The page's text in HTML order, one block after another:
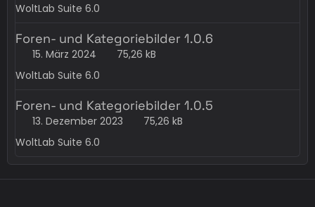
WoltLab Suite 6.0
Foren- und Kategoriebilder 1.0.6
15. März 2024
75,26 kB
WoltLab Suite 6.0
Foren- und Kategoriebilder 1.0.5
13. Dezember 2023
75,26 kB
WoltLab Suite 6.0